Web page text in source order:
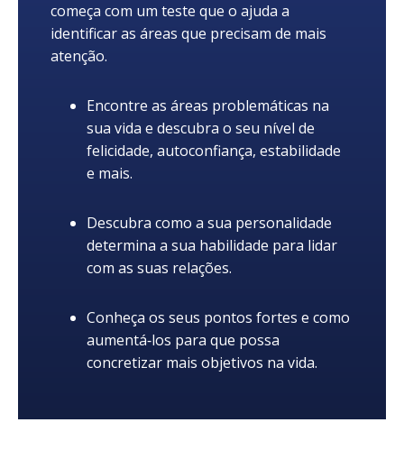
começa com um teste que o ajuda a
identificar as áreas que precisam de mais
atenção.
Encontre as áreas problemáticas na
sua vida e descubra o seu nível de
felicidade, autoconfiança, estabilidade
e mais.
Descubra como a sua personalidade
determina a sua habilidade para lidar
com as suas relações.
Conheça os seus pontos fortes e como
aumentá‑los para que possa
concretizar mais objetivos na vida.